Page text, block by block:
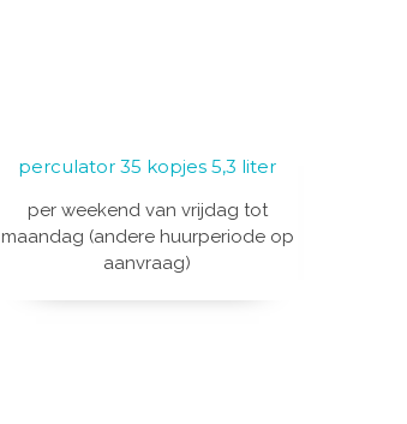
perculator 35 kopjes 5,3 liter
per weekend van vrijdag tot
maandag (andere huurperiode op
aanvraag)